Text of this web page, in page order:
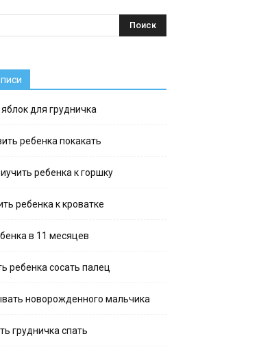
для грудничка
ребенка покакать
ребенка к горшку
ребенка к кроватке
в 11 месяцев
ребенка сосать палец
новорожденного мальчика
грудничка спать